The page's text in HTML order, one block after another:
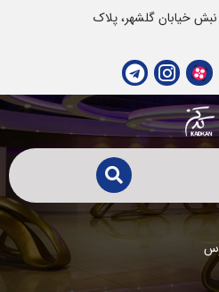
خیابان گلشهر، پلاک